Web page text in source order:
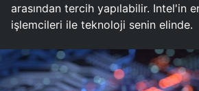
arasından tercih yapılabilir. Intel'in
işlemcileri ile teknoloji senin elinde.